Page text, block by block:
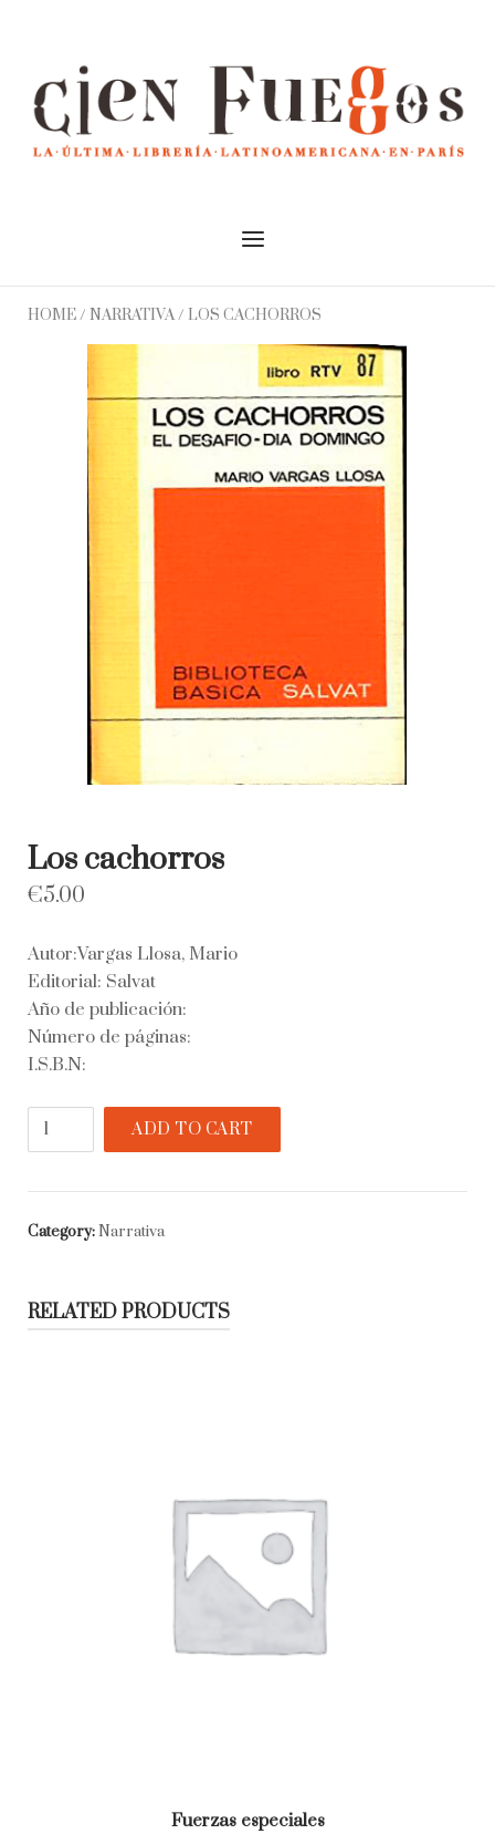
Menu
HOME/ NARRATIVA/ LOS CACHORROS
Los cachorros
€5.00
Autor:Vargas Llosa, Mario
Editorial: Salvat
Año de publicación:
Número de páginas:
I.S.B.N:
Los
ADD TO CART
Category:Narrativa
RELATED PRODUCTS
Fuerzas especiales